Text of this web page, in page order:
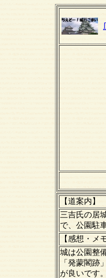
【道案内】
三吉氏の居
で、公園駐
【感想・メ
城は公園整
「発蒙閣跡
が良いです。